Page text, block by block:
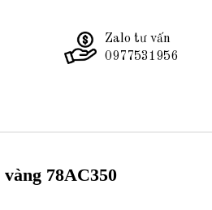
Zalo tư vấn
0977531956
78AC350